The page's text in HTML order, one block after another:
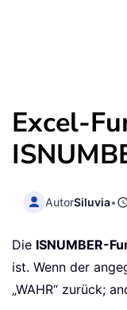
Excel-
AutorSiluvia•
Die ISNUMBER-
ist. Wenn der
„WAHR“ zurück;